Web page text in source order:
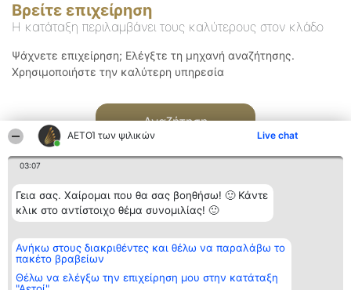
ΑΕΤΟΊ των ψιλικών Live chat
03:07
Γεια σας. Χαίρομαι που θα σας βοηθήσω! 🙂 Κάντε
κλικ στο αντίστοιχο θέμα συνομιλίας! 🙂
Ανήκω στους διακριθέντες και θέλω να παραλάβω το
πακέτο βραβείων
Θέλω να ελέγξω την επιχείρηση μου στην κατάταξη
Βρείτε επιχείρηση
Η κατάταξη περιλαμβάνει τους καλύτερους στον κλάδο
Ψάχνετε επιχείρηση; Ελέγξτε τη μηχανή αναζήτησης.
Χρησιμοποιήστε την καλύτερη υπηρεσία
Αναζήτηση
Διοργανωτής της
κατάταξης
BEAUTIFUL COMPANY
ΤΗΛ. ΕΠΙΚΟΙΝΩΝΙΑΣ:
Κατάταξη
Διακριθέντες
των
διακριθέντων
Επικοινωνία
Επικοινωνία